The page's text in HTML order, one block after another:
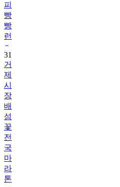
피
빵
빵
런
31
거
제
시
장
배
섬
꽃
전
국
마
라
톤